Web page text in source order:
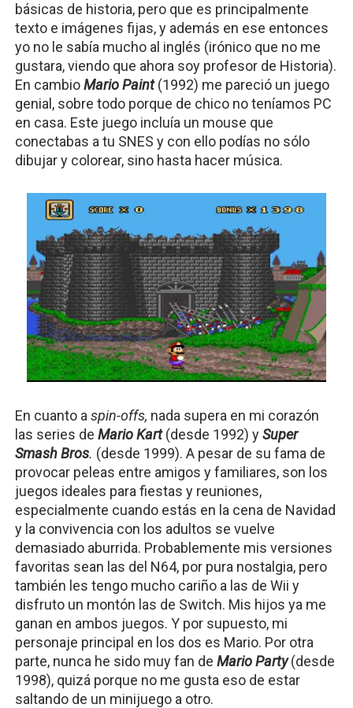
básicas de historia, pero que es principalmente
texto e imágenes fijas, y además en ese entonces
yo no le sabía mucho al inglés (irónico que no me
gustara, viendo que ahora soy profesor de Historia).
En cambio Mario Paint (1992) me pareció un juego
genial, sobre todo porque de chico no teníamos PC
en casa. Este juego incluía un mouse que
conectabas a tu SNES y con ello podías no sólo
dibujar y colorear, sino hasta hacer música.
En cuanto a spin-offs, nada supera en mi corazón
las series de Mario Kart (desde 1992) y Super
Smash Bros. (desde 1999). A pesar de su fama de
provocar peleas entre amigos y familiares, son los
juegos ideales para fiestas y reuniones,
especialmente cuando estás en la cena de Navidad
y la convivencia con los adultos se vuelve
demasiado aburrida. Probablemente mis versiones
favoritas sean las del N64, por pura nostalgia, pero
también les tengo mucho cariño a las de Wii y
disfruto un montón las de Switch. Mis hijos ya me
ganan en ambos juegos. Y por supuesto, mi
personaje principal en los dos es Mario. Por otra
parte, nunca he sido muy fan de Mario Party (desde
1998), quizá porque no me gusta eso de estar
saltando de un minijuego a otro.